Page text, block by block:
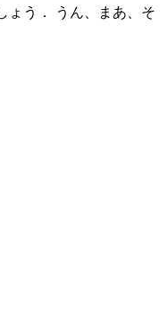
ょう． うん、まあ、そ